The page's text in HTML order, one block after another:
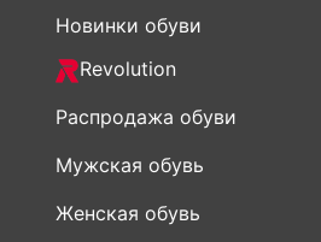
Распродажа обуви
Мужская обувь
Женская обувь
Обувь Рикер
Сапоги Рикер